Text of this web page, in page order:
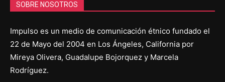
SOBRE NOSOTROS
Impulso es un medio de comunicación étnico fundado el
22 de Mayo del 2004 en Los Ángeles, California por
Mireya Olivera, Guadalupe Bojorquez y Marcela
Rodríguez.